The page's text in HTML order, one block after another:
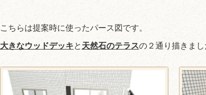
こちらは提案時に使ったパース図です。
大きなウッドデッキと 天然石のテラスの２通り描きま